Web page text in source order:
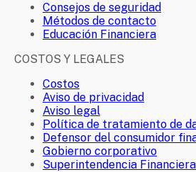
Consejos de seguridad
Métodos de contacto
Educación Financiera
COSTOS Y LEGALES
Costos
Aviso de privacidad
Aviso legal
Política de tratamiento de
Defensor del consumidor
Gobierno corporativo
Superintendencia